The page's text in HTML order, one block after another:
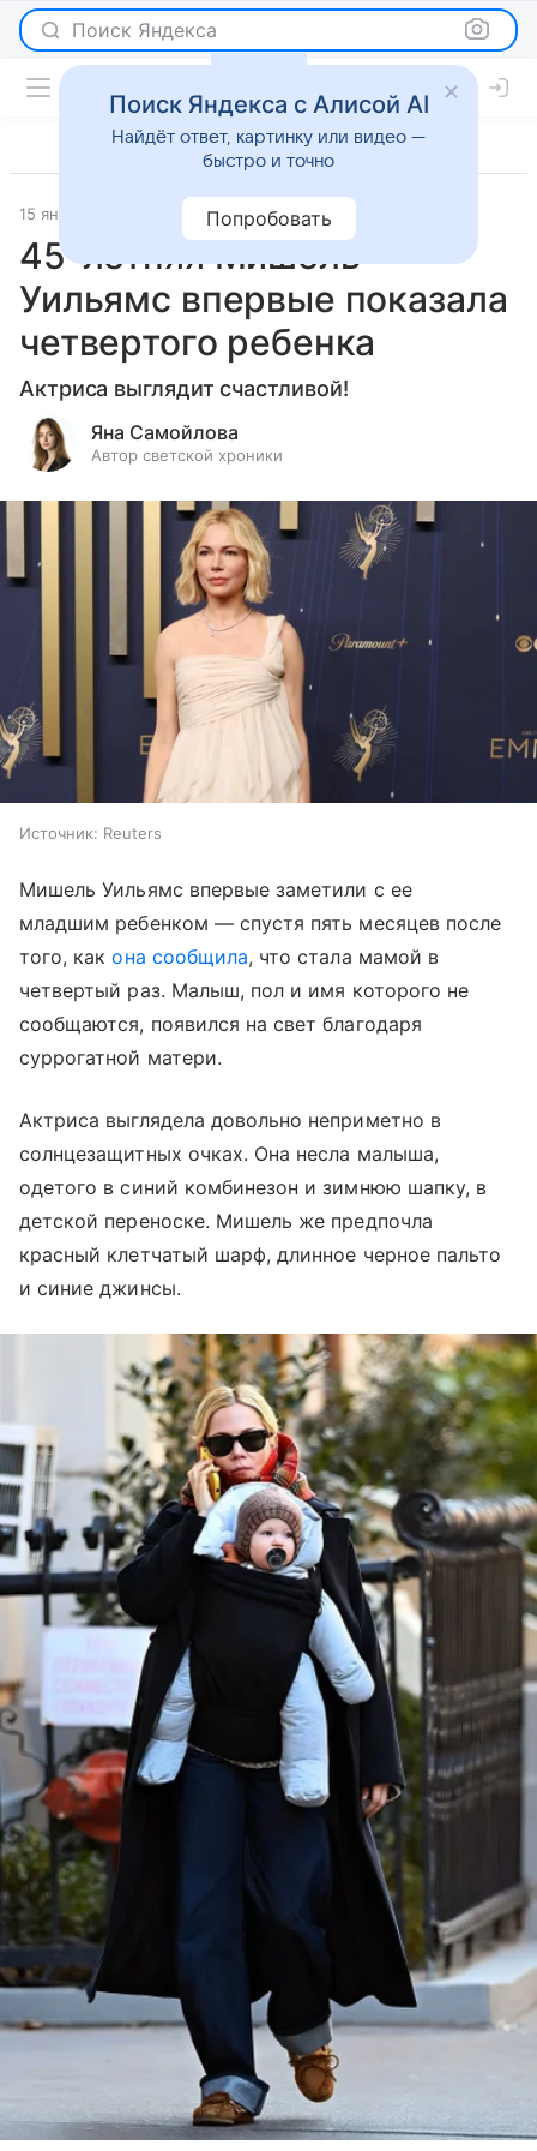
Поиск Яндекса
15 января 2026 Леди Mail Светская жизнь
45-летняя Мишель
Уильямс впервые показала
четвертого ребенка
Актриса выглядит счастливой!
Яна Самойлова
Автор светской хроники
Источник: Reuters
Мишель Уильямс впервые заметили с ее
младшим ребенком — спустя пять месяцев после
того, как она сообщила, что стала мамой в
четвертый раз. Малыш, пол и имя которого не
сообщаются, появился на свет благодаря
суррогатной матери.
Актриса выглядела довольно неприметно в
солнцезащитных очках. Она несла малыша,
одетого в синий комбинезон и зимнюю шапку, в
детской переноске. Мишель же предпочла
красный клетчатый шарф, длинное черное пальто
и синие джинсы.
Поиск Яндекса с Алисой AI
Найдёт ответ, картинку или видео —
быстро и точно
Попробовать